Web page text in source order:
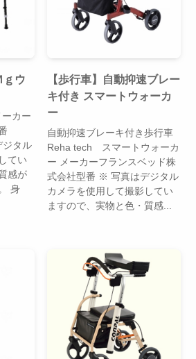
ｇウ
カー
タル
てい
感が
身
【歩行車】自動抑速ブレー
キ付き スマートウォーカ
ー
自動抑速ブレーキ付き歩行車
Reha tech スマートウォーカ
ー メーカーフランスベッド株
式会社型番 ※ 写真はデジタル
カメラを使用して撮影してい
ますので、実物と色・質感...